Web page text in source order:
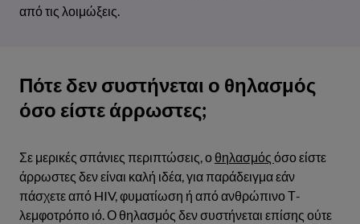
από τις λοιμώξεις.
Πότε δεν συστήνεται ο θηλασμός
όσο είστε άρρωστες;
Σε μερικές σπάνιες περιπτώσεις, ο θηλασμός όσο είστε
άρρωστες δεν είναι καλή ιδέα, για παράδειγμα εάν
πάσχετε από HIV, φυματίωση ή από ανθρώπινο Τ-
λεμφοτρόπο ιό. Ο θηλασμός δεν συστήνεται επίσης ούτε